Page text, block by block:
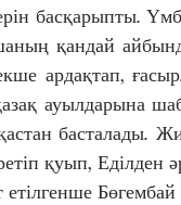
басқарыпты.
қандай
ардақтап,
ауылдарына
басталады.
қуып,
етілгенше